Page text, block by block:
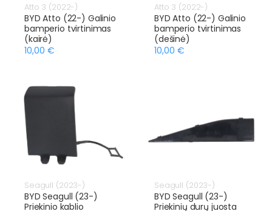
Atto 3 (2022-)
BYD Atto (22-) Galinio
bamperio tvirtinimas
(kairė)
10,00 €
Atto 3 (2022-)
BYD Atto (22-) Galinio
bamperio tvirtinimas
(dešinė)
10,00 €
Seagull (2023-)
BYD Seagull (23-)
Priekinio kablio
Seagull (2023-)
BYD Seagull (23-)
Priekinių durų juosta